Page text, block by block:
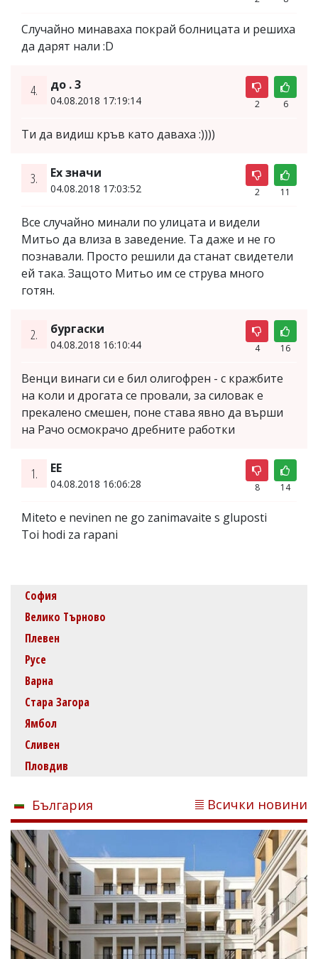
Случайно минаваха покрай болницата и решиха
да дарят нали :D
4. до . 3
04.08.2018 17:19:14 2 6
Ти да видиш кръв като даваха :))))
3. Ех значи
04.08.2018 17:03:52 2 11
Все случайно минали по улицата и видели
Митьо да влиза в заведение. Та даже и не го
познавали. Просто решили да станат свидетели
ей така. Защото Митьо им се струва много
готян.
2. бургаски
04.08.2018 16:10:44 4 16
Венци винаги си е бил олигофрен - с кражбите
на коли и дрогата се провали, за силовак е
прекалено смешен, поне става явно да върши
на Рачо осмокрачо дребните работки
1. EE
04.08.2018 16:06:28 8 14
Miteto e nevinen ne go zanimavaite s gluposti
Toi hodi za rapani
София
Велико Търново
Плевен
Русе
Варна
Стара Загора
Ямбол
Сливен
Пловдив
България Всички новини